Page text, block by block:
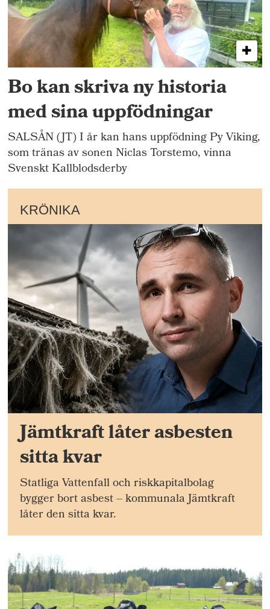
Bo kan skriva ny historia
med sina uppfödningar
SALSÅN (JT) I år kan hans uppfödning Py Viking,
som tränas av sonen Niclas Torstemo, vinna
Svenskt Kallblodsderby
KRÖNIKA
Jämtkraft låter asbesten
sitta kvar
Statliga Vattenfall och riskkapitalbolag
bygger bort asbest – kommunala Jämtkraft
låter den sitta kvar.